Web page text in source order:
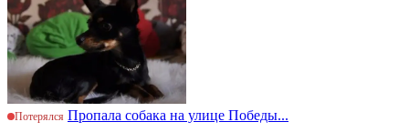
Потерялся Пропала собака на улице Победы...